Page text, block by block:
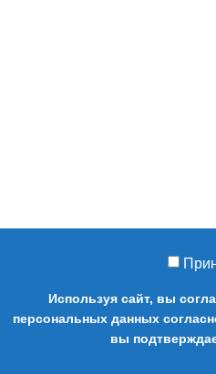
Используя сайт, вы
персональных данных
вы